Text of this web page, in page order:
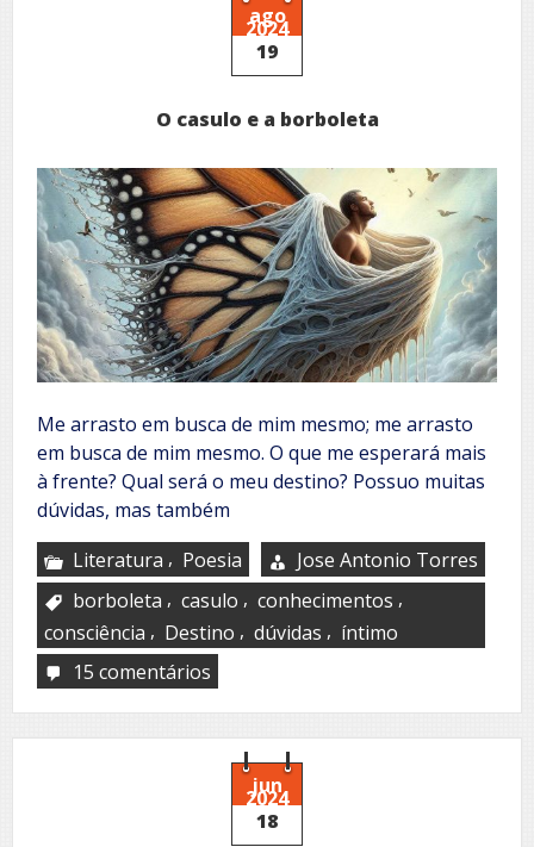
ago
2024
19
O casulo e a borboleta
Me arrasto em busca de mim mesmo; me arrasto
em busca de mim mesmo. O que me esperará mais
à frente? Qual será o meu destino? Possuo muitas
dúvidas, mas também
Literatura , Poesia
Jose Antonio Torres
borboleta , casulo , conhecimentos ,
consciência , Destino , dúvidas , íntimo
15 comentários
casulo
e
borboleta
jun
2024
18